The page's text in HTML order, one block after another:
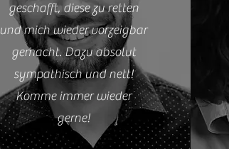
geschafft, diese zu retten
und mich wieder vorzeigbar
gemacht. Dazu absolut
sympathisch und nett!
Komme immer wieder
gerne!